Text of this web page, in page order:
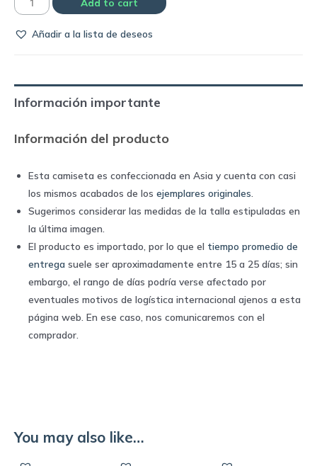
2000
Topper
quantity
Add to cart
Añadir a la lista de deseos
Información importante
Información del producto
Esta camiseta es confeccionada en Asia y cuenta con casi
los mismos acabados de los ejemplares originales
Sugerimos considerar las medidas de la talla estipuladas en
la última imagen.
El producto es importado, por lo que el tiempo promedio de
entrega suele ser aproximadamente entre 15 a 25 días; sin
embargo, el rango de días podría verse afectado por
eventuales motivos de logística internacional ajenos a esta
página web. En ese caso, nos comunicaremos con el
comprador.
You may also like…